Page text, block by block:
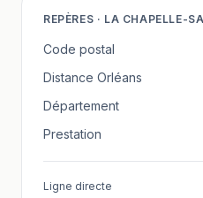
REPÈRES · LA CHAPELLE-
Code postal
Distance Orléans
Département
Prestation
Ligne directe